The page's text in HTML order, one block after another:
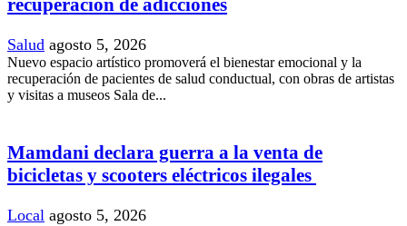
recuperación de adicciones
Salud agosto 5, 2026
Nuevo espacio artístico promoverá el bienestar emocional y la
recuperación de pacientes de salud conductual, con obras de artistas
y visitas a museos Sala de...
Mamdani declara guerra a la venta de
bicicletas y scooters eléctricos ilegales
Local agosto 5, 2026